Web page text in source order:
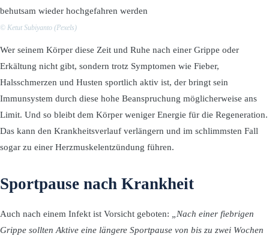
© Ketut Subiyanto (Pexels)
Wer seinem Körper diese Zeit und Ruhe nach einer Grippe oder
Erkältung nicht gibt, sondern trotz Symptomen wie Fieber,
Halsschmerzen und Husten sportlich aktiv ist, der bringt sein
Immunsystem durch diese hohe Beanspruchung möglicherweise ans
Limit. Und so bleibt dem Körper weniger Energie für die Regeneration.
Das kann den Krankheitsverlauf verlängern und im schlimmsten Fall
sogar zu einer Herzmuskelentzündung führen.
Sportpause nach Krankheit
Auch nach einem Infekt ist Vorsicht geboten: „Nach einer fiebrigen
Grippe sollten Aktive eine längere Sportpause von bis zu zwei Wochen